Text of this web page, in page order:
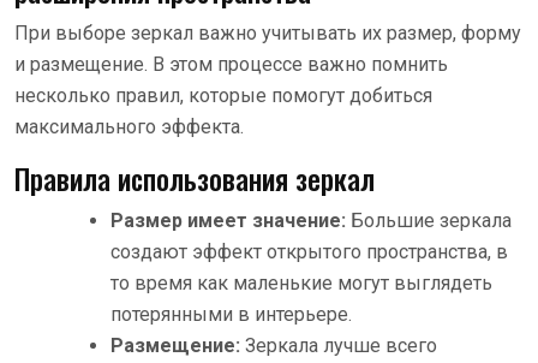
При выборе зеркал важно учитывать их размер, форму
и размещение. В этом процессе важно помнить
несколько правил, которые помогут добиться
максимального эффекта.
Правила использования зеркал
Размер имеет значение: Большие зеркала
создают эффект открытого пространства, в
то время как маленькие могут выглядеть
потерянными в интерьере.
Размещение: Зеркала лучше всего